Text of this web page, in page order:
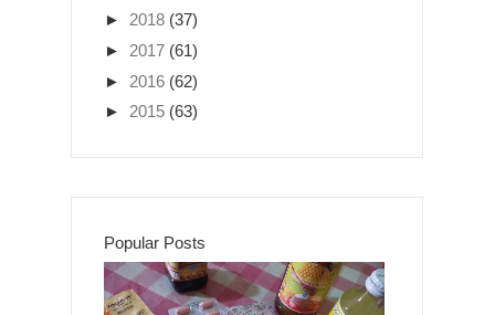
► 2018 (37)
► 2017 (61)
► 2016 (62)
► 2015 (63)
Popular Posts